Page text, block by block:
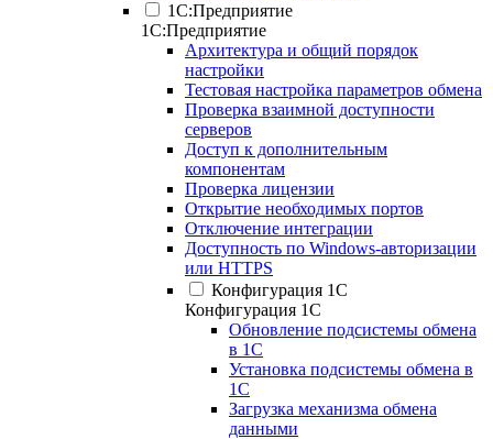
1С:Предприятие
1С:Предприятие
Архитектура и общий порядок
настройки
Тестовая настройка параметров обмена
Проверка взаимной доступности
серверов
Доступ к дополнительным
компонентам
Проверка лицензии
Открытие необходимых портов
Отключение интеграции
Доступность по Windows-авторизации
или HTTPS
Конфигурация 1С
Конфигурация 1С
Обновление подсистемы обмена
в 1С
Установка подсистемы обмена в
1С
Загрузка механизма обмена
данными